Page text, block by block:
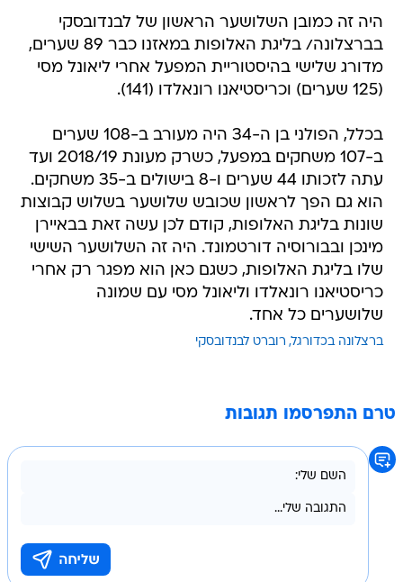
היה זה כמובן השלושער הראשון של לבנדובסקי
בברצלונה/ בליגת האלופות במאזנו כבר 89 שערים,
מדורג שלישי בהיסטוריית המפעל אחרי ליאונל מסי
(125 שערים) וכריסטיאנו רונאלדו (141).
בכלל, הפולני בן ה-34 היה מעורב ב-108 שערים
ב-107 משחקים במפעל, כשרק מעונת 2018/19 ועד
עתה לזכותו 44 שערים ו-8 בישולים ב-35 משחקים.
הוא גם הפך לראשון שכובש שלושער בשלוש קבוצות
שונות בליגת האלופות, קודם לכן עשה זאת בבאיירן
מינכן ובבורוסיה דורטמונד. היה זה השלושער השישי
שלו בליגת האלופות, כשגם כאן הוא מפגר רק אחרי
כריסטיאנו רונאלדו וליאונל מסי עם שמונה
שלושערים כל אחד.
ברצלונה בכדורגל רוברט לבנדובסקי
טרם התפרסמו תגובות